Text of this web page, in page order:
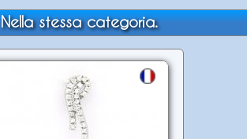
Nella stessa categoria.